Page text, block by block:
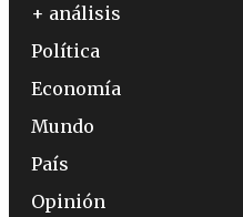
+ análisis
Política
Economía
Mundo
País
Opinión